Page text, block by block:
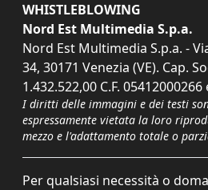
WHISTLEBLOWING
Nord Est Multimedia S.p.a.
Nord Est Multimedia S.p.a. -
34, 30171 Venezia (VE). Cap.
1.432.522,00 C.F. 05412000266
I diritti delle immagini e dei testi
espressamente vietata la loro
mezzo e l'adattamento totale o
Per qualsiasi necessità o